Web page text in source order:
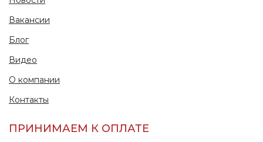
Вакансии
Блог
Видео
О компании
Контакты
ПРИНИМАЕМ К ОПЛАТЕ